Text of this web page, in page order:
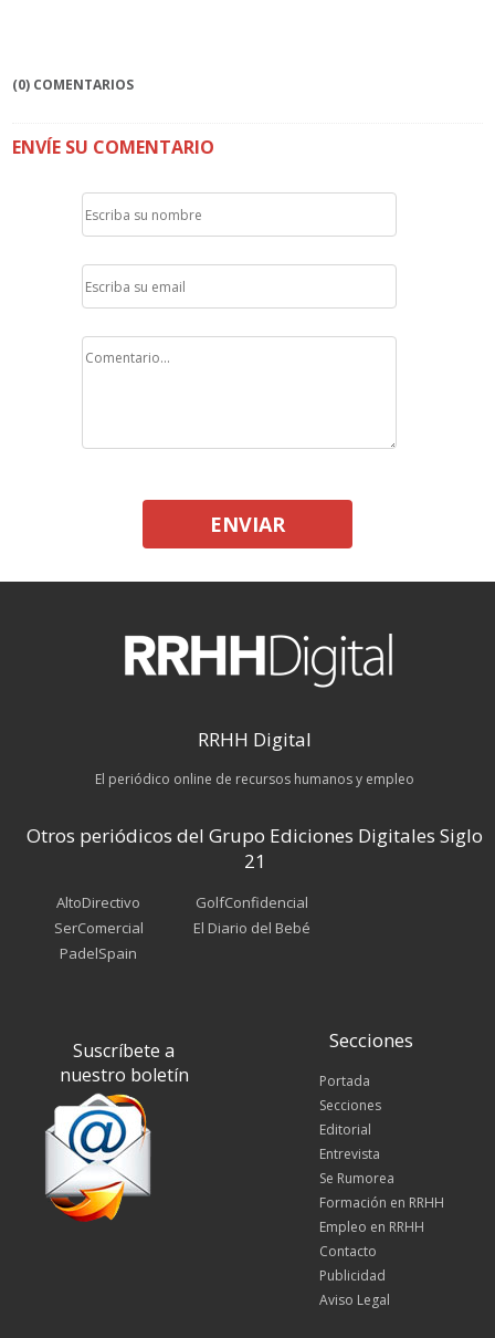
(0) COMENTARIOS
ENVÍE SU COMENTARIO
ENVIAR
RRHH Digital
El periódico online de recursos humanos y empleo
Otros periódicos del Grupo Ediciones Digitales Siglo
21
AltoDirectivo
SerComercial
PadelSpain
GolfConfidencial
El Diario del Bebé
Suscríbete a
nuestro boletín
Secciones
Portada
Secciones
Editorial
Entrevista
Se Rumorea
Formación en RRHH
Empleo en RRHH
Contacto
Publicidad
Aviso Legal